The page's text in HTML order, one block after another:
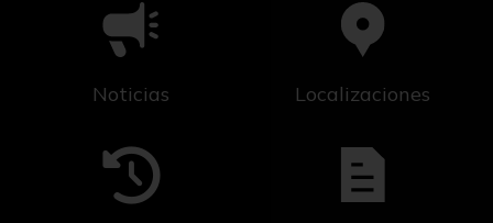
Noticias Localizaciones